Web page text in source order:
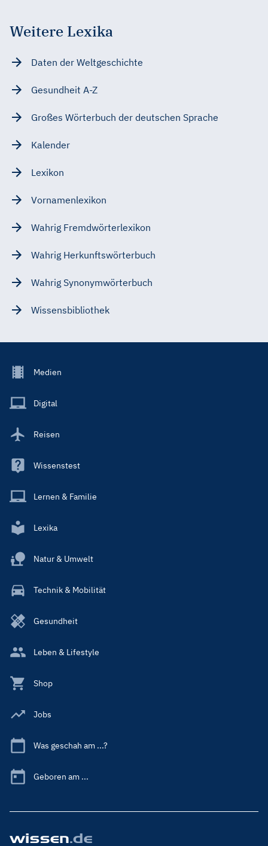
Weitere Lexika
Daten der Weltgeschichte
Gesundheit A-Z
Großes Wörterbuch der deutschen Sprache
Kalender
Lexikon
Vornamenlexikon
Wahrig Fremdwörterlexikon
Wahrig Herkunftswörterbuch
Wahrig Synonymwörterbuch
Wissensbibliothek
Footer
Main
Medien
Digital
Reisen
Wissenstest
Lernen & Familie
Lexika
Natur & Umwelt
Technik & Mobilität
Gesundheit
Leben & Lifestyle
Shop
Jobs
Was geschah am ...?
Geboren am ...